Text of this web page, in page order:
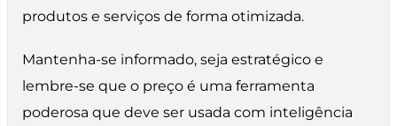
produtos e serviços de forma otimizada.
Mantenha-se informado, seja estratégico e
lembre-se que o preço é uma ferramenta
poderosa que deve ser usada com inteligência